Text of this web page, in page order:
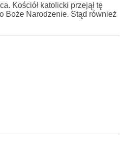
Kościół katolicki przejął tę
Boże Narodzenie. Stąd również